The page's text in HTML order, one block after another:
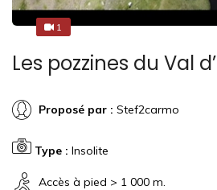
11
Les pozzines du Val
Proposé par : Stef2carmo
Type : Insolite
Accès à pied > 1 000 m.